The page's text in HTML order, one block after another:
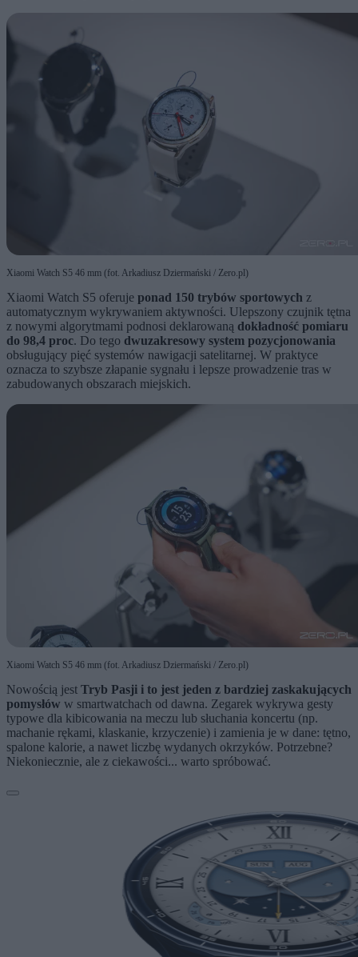
Xiaomi Watch S5 46 mm (fot. Arkadiusz Dziermański / Zero.pl)
Xiaomi Watch S5 oferuje ponad 150 trybów sportowych z
automatycznym wykrywaniem aktywności. Ulepszony czujnik tętna
z nowymi algorytmami podnosi deklarowaną dokładność pomiaru
do 98,4 proc. Do tego dwuzakresowy system pozycjonowania
obsługujący pięć systemów nawigacji satelitarnej. W praktyce
oznacza to szybsze złapanie sygnału i lepsze prowadzenie tras w
zabudowanych obszarach miejskich.
Xiaomi Watch S5 46 mm (fot. Arkadiusz Dziermański / Zero.pl)
Nowością jest Tryb Pasji i to jest jeden z bardziej zaskakujących
pomysłów w smartwatchach od dawna. Zegarek wykrywa gesty
typowe dla kibicowania na meczu lub słuchania koncertu (np.
machanie rękami, klaskanie, krzyczenie) i zamienia je w dane: tętno,
spalone kalorie, a nawet liczbę wydanych okrzyków. Potrzebne?
Niekoniecznie, ale z ciekawości... warto spróbować.